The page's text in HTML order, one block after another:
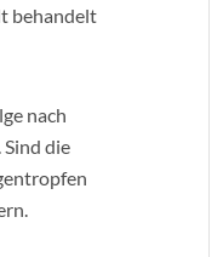
behandelt
nach
Sind die